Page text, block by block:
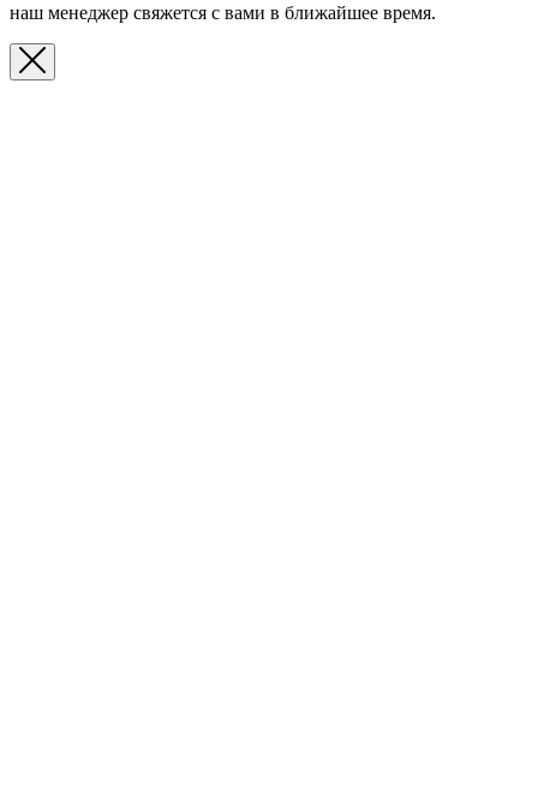
наш менеджер свяжется с вами в ближайшее время.